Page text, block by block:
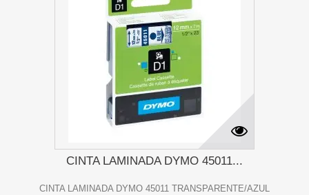
CINTA LAMINADA DYMO 45011...
CINTA LAMINADA DYMO 45011 TRANSPARENTE/AZUL